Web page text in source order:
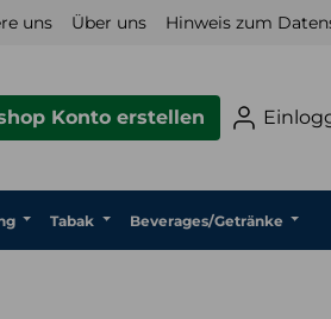
uns Über uns Hinweis zum
Konto erstellen
Tabak Beverages/Getränke